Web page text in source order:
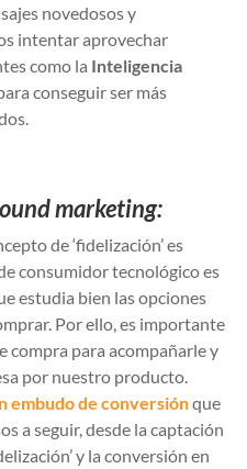
novedosos y
intentar aprovechar
como la Inteligencia
conseguir ser más
marketing:
de ‘fidelización’ es
consumidor tecnológico es
estudia bien las opciones
Por ello, es importante
compra para acompañarle y
por nuestro producto.
embudo de conversiónque
a seguir, desde la captación
y la conversión en